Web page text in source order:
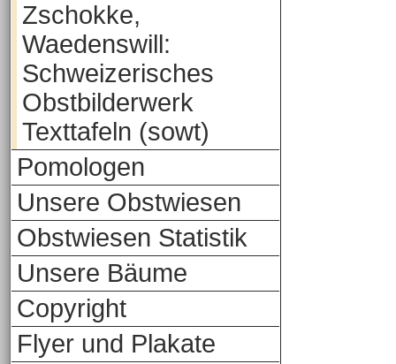
Zschokke,
Waedenswill:
Schweizerisches
Obstbilderwerk
Texttafeln (sowt)
Pomologen
Unsere Obstwiesen
Obstwiesen Statistik
Unsere Bäume
Copyright
Flyer und Plakate